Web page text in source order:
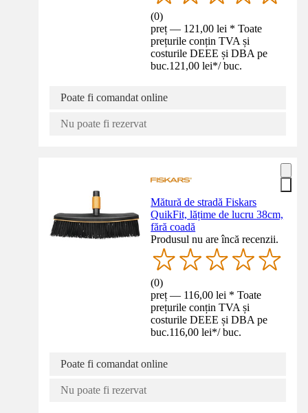
(0)
preț — 121,00 lei * Toate
prețurile conțin TVA și
costurile DEEE și DBA pe
buc.121,00 lei*/ buc.
Poate fi comandat online
Nu poate fi rezervat
Mătură de stradă Fiskars
QuikFit, lățime de lucru 38cm,
fără coadă
Produsul nu are încă recenzii.
(0)
preț — 116,00 lei * Toate
prețurile conțin TVA și
costurile DEEE și DBA pe
buc.116,00 lei*/ buc.
Poate fi comandat online
Nu poate fi rezervat